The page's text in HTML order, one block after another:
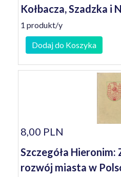
Kołbacza, Szadzka i
1 produkt/y
Dodaj do Koszyka
8,00 PLN
Szczegóła Hieronim:
rozwój miasta w